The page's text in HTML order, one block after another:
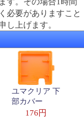
必要がありますこと
し上げます。
ユマクリア 下
部カバー
176円